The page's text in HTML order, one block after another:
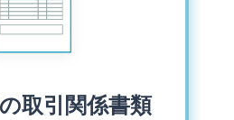
取引関係書類